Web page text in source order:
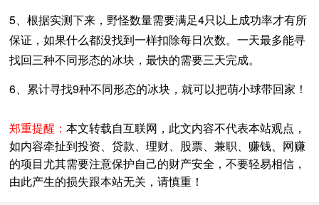
5、根据实测下来，野怪数量需要满足4只以上成功率才有所
保证，如果什么都没找到一样扣除每日次数。一天最多能寻
找回三种不同形态的冰块，最快的需要三天完成。
6、累计寻找9种不同形态的冰块，就可以把萌小球带回家！
郑重提醒： 本文转载自互联网，此文内容不代表本站观点，
如内容牵扯到投资、贷款、理财、股票、兼职、赚钱、网赚
的项目尤其需要注意保护自己的财产安全，不要轻易相信，
由此产生的损失跟本站无关，请慎重！